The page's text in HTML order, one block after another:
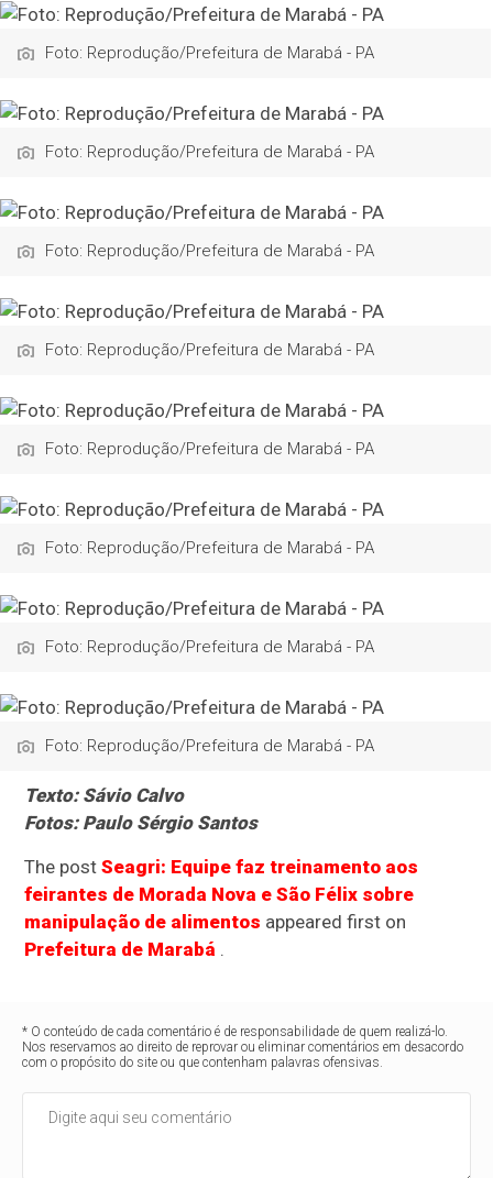
Foto: Reprodução/Prefeitura de Marabá - PA
Foto: Reprodução/Prefeitura de Marabá - PA
Foto: Reprodução/Prefeitura de Marabá - PA
Foto: Reprodução/Prefeitura de Marabá - PA
Foto: Reprodução/Prefeitura de Marabá - PA
Foto: Reprodução/Prefeitura de Marabá - PA
Foto: Reprodução/Prefeitura de Marabá - PA
Foto: Reprodução/Prefeitura de Marabá - PA
Texto: Sávio Calvo
Fotos: Paulo Sérgio Santos
The postSeagri: Equipe faz treinamento aos
feirantes de Morada Nova e São Félix sobre
manipulação de alimentos appeared first on
Prefeitura de Marabá .
* O conteúdo de cada comentário é de responsabilidade de quem realizá-lo.
Nos reservamos ao direito de reprovar ou eliminar comentários em desacordo
com o propósito do site ou que contenham palavras ofensivas.